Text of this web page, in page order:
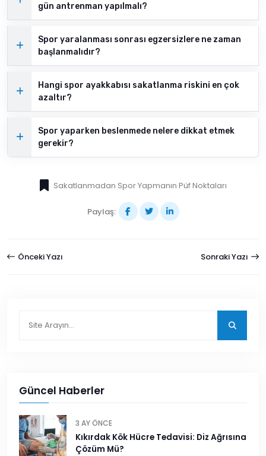
gün antrenman yapılmalı?
Spor yaralanması sonrası egzersizlere ne zaman
başlanmalıdır?
Hangi spor ayakkabısı sakatlanma riskini en çok
azaltır?
Spor yaparken beslenmede nelere dikkat etmek
gerekir?
Sakatlanmadan Spor Yapmanın Püf Noktaları
Paylaş:
Önceki Yazı Sonraki Yazı
Güncel Haberler
3 AY ÖNCE
Kıkırdak Kök Hücre Tedavisi: Diz Ağrısına
Çözüm Mü?